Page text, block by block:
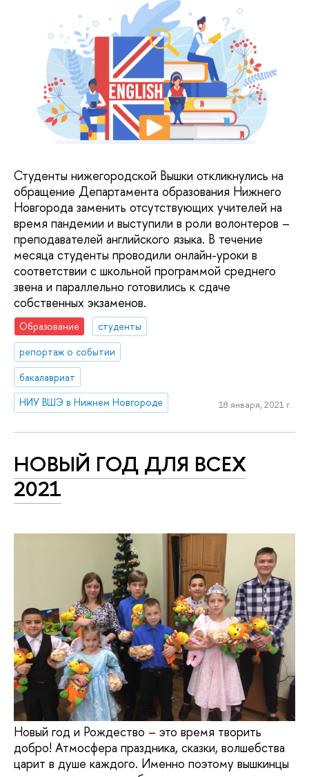
Студенты нижегородской Вышки откликнулись на
обращение Департамента образования Нижнего
Новгорода заменить отсутствующих учителей на
время пандемии и выступили в роли волонтеров –
преподавателей английского языка. В течение
месяца студенты проводили онлайн-уроки в
соответствии с школьной программой среднего
звена и параллельно готовились к сдаче
собственных экзаменов.
Образование
студенты
репортаж о событии
бакалавриат
НИУ ВШЭ в Нижнем Новгороде
18 января, 2021 г.
НОВЫЙ ГОД ДЛЯ ВСЕХ
2021
Новый год и Рождество – это время творить
добро! Атмосфера праздника, сказки, волшебства
царит в душе каждого. Именно поэтому вышкинцы